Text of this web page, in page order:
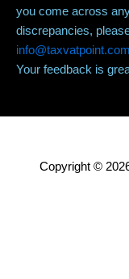
you come across
discrepancies,
info@taxvatpoint.com
Your feedback is
Copyright ©